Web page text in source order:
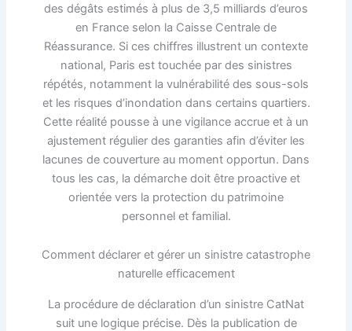
des dégâts estimés à plus de 3,5 milliards d’euros
en France selon la Caisse Centrale de
Réassurance. Si ces chiffres illustrent un contexte
national, Paris est touchée par des sinistres
répétés, notamment la vulnérabilité des sous-sols
et les risques d’inondation dans certains quartiers.
Cette réalité pousse à une vigilance accrue et à un
ajustement régulier des garanties afin d’éviter les
lacunes de couverture au moment opportun. Dans
tous les cas, la démarche doit être proactive et
orientée vers la protection du patrimoine
personnel et familial.
Comment déclarer et gérer un sinistre catastrophe
naturelle efficacement
La procédure de déclaration d’un sinistre CatNat
suit une logique précise. Dès la publication de